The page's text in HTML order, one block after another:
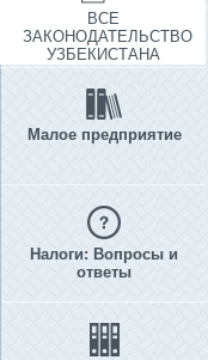
ВСЕ
ЗАКОНОДАТЕЛЬСТВО
УЗБЕКИСТАНА
Малое предприятие
Налоги: Вопросы и
ответы